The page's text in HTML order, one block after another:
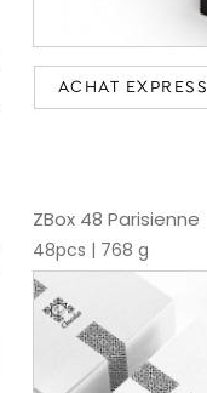
ACHAT EXPRESS
ZBox 48 Parisienne
48pcs | 768 g